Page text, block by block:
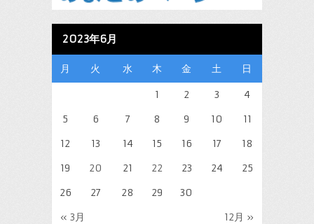
2023年6月
月 火 水 木 金 土 日
« 3月 12月 »
1 2 3
4
5
6 7 8 9 10
11
12
13 14 15 16 17
18
19
20 21 22 23 24
25
26
27 28 29 30